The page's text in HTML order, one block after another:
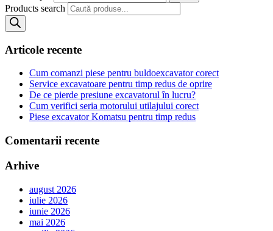
Products search
Articole recente
Cum comanzi piese pentru buldoexcavator corect
Service excavatoare pentru timp redus de oprire
De ce pierde presiune excavatorul în lucru?
Cum verifici seria motorului utilajului corect
Piese excavator Komatsu pentru timp redus
Comentarii recente
Arhive
august 2026
iulie 2026
iunie 2026
mai 2026